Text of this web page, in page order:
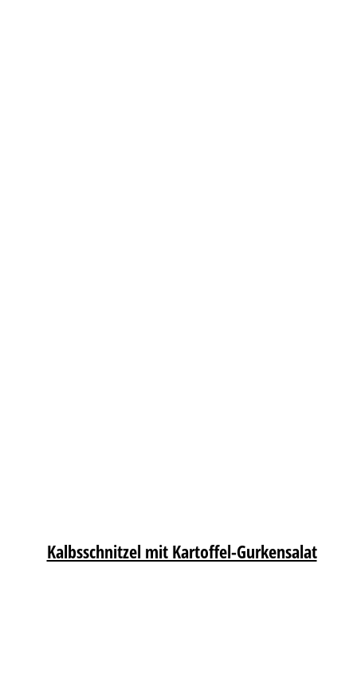
Kalbsschnitzel mit Kartoffel-Gurkensalat